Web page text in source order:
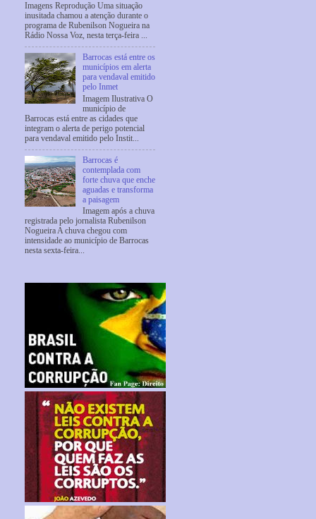
Imagens Reprodução Uma situação
inusitada chamou a atenção durante o
programa de Rubenilson Nogueira na
Rádio Nossa Voz, nesta terça-feira ...
Barrocas está entre os
municípios em alerta
para vendaval emitido
pelo Inmet
Imagem Ilustrativa O
município de
Barrocas está entre as cidades que
integram o alerta de perigo potencial
para vendaval emitido pelo Instit...
Barrocas é
contemplada com
forte chuva que enche
aguadas e transforma
a paisagem
Imagem após a chuva
registrada pelo jornalista Rubenilson
Nogueira A chuva chegou com
intensidade ao município de Barrocas
nesta sexta-feira...